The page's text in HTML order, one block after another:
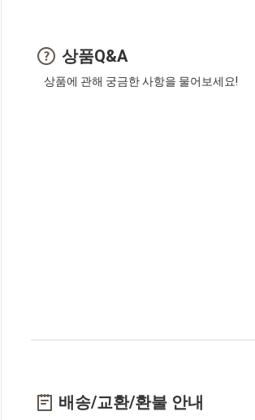
상품Q&A
상품에 관해 궁금한 사항을 물어보세요!
배송/교환/환불 안내